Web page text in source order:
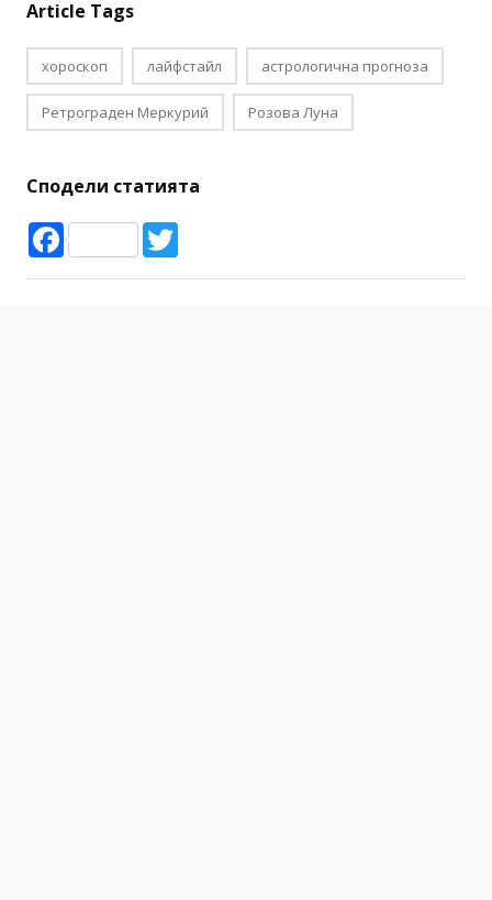
Article Tags
хороскоп лайфстайл астрологична прогноза
Ретрограден Меркурий Розова Луна
Сподели статията
Facebook